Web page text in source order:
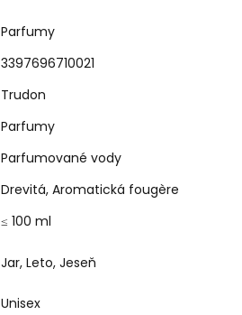
Parfumy
3397696710021
Trudon
Parfumy
Parfumované vody
Drevitá, Aromatická fougère
≤ 100 ml
Jar, Leto, Jeseň
Unisex